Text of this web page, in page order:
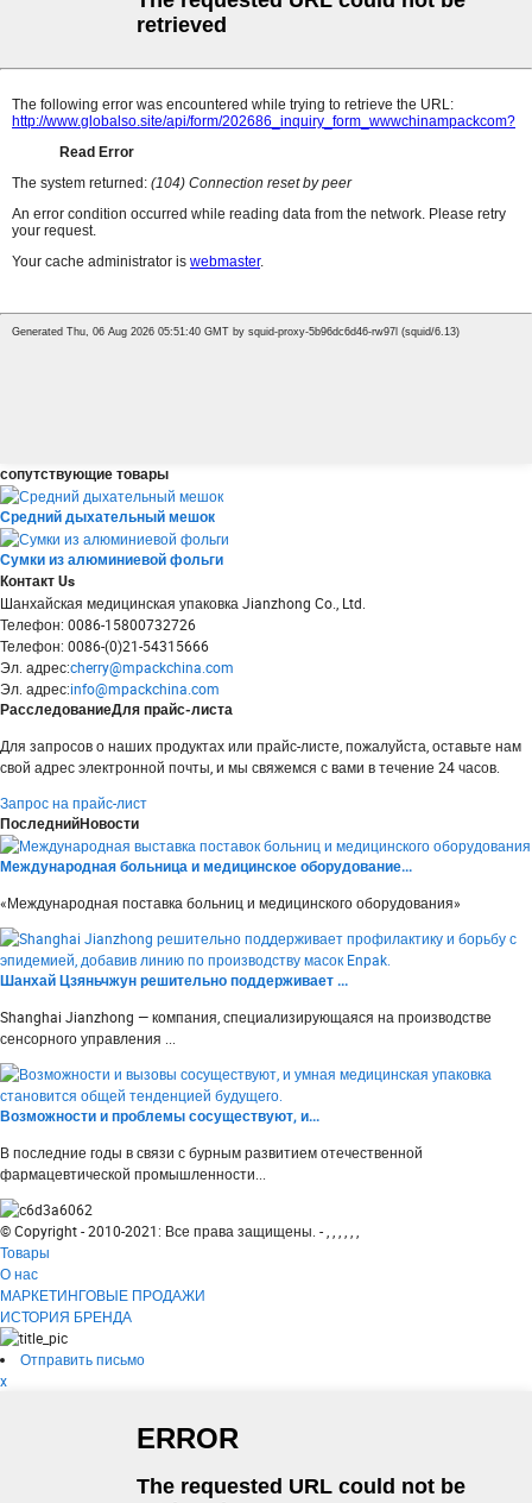
сопутствующие товары
Средний дыхательный мешок
Сумки из алюминиевой фольги
Контакт Us
Шанхайская медицинская упаковка Jianzhong Co., Ltd.
Телефон: 0086-15800732726
Телефон: 0086-(0)21-54315666
Эл. адрес:cherry@mpackchina.com
Эл. адрес:info@mpackchina.com
РасследованиеДля прайс-листа
Для запросов о наших продуктах или прайс-листе, пожалуйста, оставьте нам
свой адрес электронной почты, и мы свяжемся с вами в течение 24 часов.
Запрос на прайс-лист
ПоследнийНовости
Международная больница и медицинское оборудование...
«Международная поставка больниц и медицинского оборудования»
Шанхай Цзяньчжун решительно поддерживает ...
Shanghai Jianzhong — компания, специализирующаяся на производстве
сенсорного управления ...
Возможности и проблемы сосуществуют, и...
В последние годы в связи с бурным развитием отечественной
фармацевтической промышленности...
© Copyright - 2010-2021: Все права защищены. - , , , , , ,
Товары
О нас
МАРКЕТИНГОВЫЕ ПРОДАЖИ
ИСТОРИЯ БРЕНДА
Отправить письмо
x